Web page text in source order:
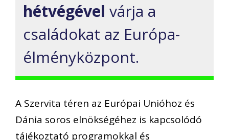
hétvégével várja a
családokat az Európa-
élményközpont.
A Szervita téren az Európai Unióhoz és
Dánia soros elnökségéhez is kapcsolódó
tájékoztató programokkal és